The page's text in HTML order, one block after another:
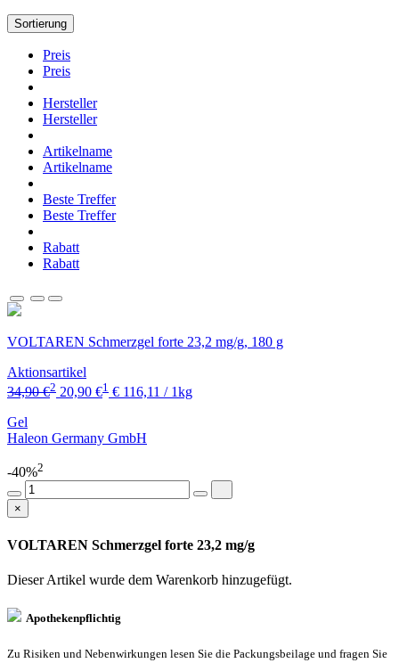
Sortierung
Preis
Preis
Hersteller
Hersteller
Artikelname
Artikelname
Beste Treffer
Beste Treffer
Rabatt
Rabatt
VOLTAREN Schmerzgel forte 23,2 mg/g, 180 g
Aktionsartikel
34,90 €2 20,90 €1 € 116,11 / 1kg
Gel
Haleon Germany GmbH
-40%2
×
VOLTAREN Schmerzgel forte 23,2 mg/g
Dieser Artikel wurde dem Warenkorb hinzugefügt.
Apothekenpflichtig
Zu Risiken und Nebenwirkungen lesen Sie die Packungsbeilage und fragen Sie